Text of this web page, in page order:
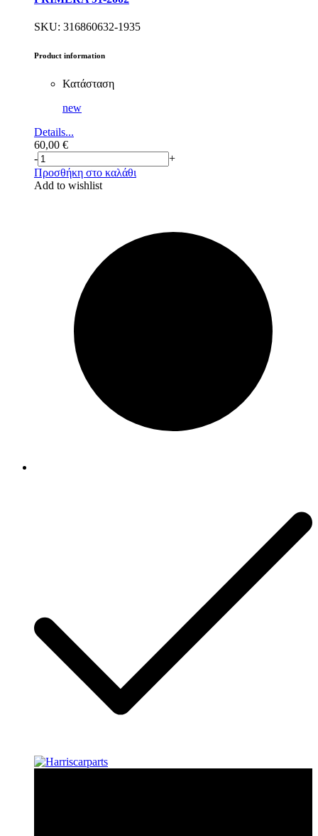
SKU: 316860632-1935
Product information
Κατάσταση
new
Details...
60,00 €
-
+
Προσθήκη στο καλάθι
Add to wishlist